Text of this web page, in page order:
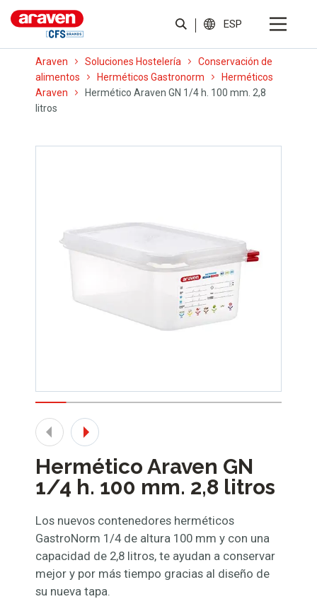
ESP
Araven Soluciones Hostelería
Conservación de
alimentos
Herméticos Gastronorm
Herméticos
Araven
Hermético Araven GN 1/4 h. 100 mm. 2,8
litros
Hermético Araven GN
1/4 h. 100 mm. 2,8 litros
Los nuevos contenedores herméticos
GastroNorm 1/4 de altura 100 mm y con una
capacidad de 2,8 litros, te ayudan a conservar
mejor y por más tiempo gracias al diseño de
su nueva tapa.